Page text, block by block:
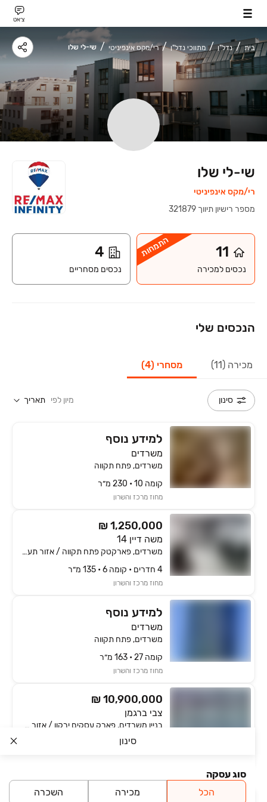
צ׳אט
בית נדל"ן מתווכי נדל"ן רי/מקס אינפיניטי שי-לי שלו
שי-לי שלו
רי/מקס אינפיניטי
מספר רישיון תיווך 321879
התמחות 11
נכסים למכירה
4
נכסים מסחריים
הנכסים שלי
מכירה (11) מסחרי (4)
סינון
סינון
סוג עסקה
הכל
מכירה
השכרה
מיון לפי תאריך
למידע נוסף
משרדים
משרדים, פתח תקווה
קומה ‎10‏ • 230 מ״ר
מחוז מרכז והשרון
₪ 1,250,000
משה דיין 14
משרדים, פארקטק פתח תקווה / אזור תעשייה קרית אריה, פתח תקווה
4 חדרים • קומה ‎6‏ • 135 מ״ר
מחוז מרכז והשרון
למידע נוסף
משרדים
משרדים, פתח תקווה
קומה ‎27‏ • 163 מ״ר
מחוז מרכז והשרון
₪ 10,900,000
צבי ברגמן
בניין משרדים, פארק עסקים ירקון / אזור תעשיה סגולה, פתח תקווה